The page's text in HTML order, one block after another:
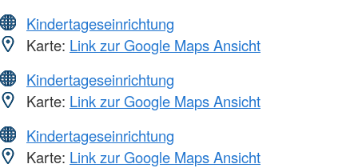
Kindertageseinrichtung
Karte: Link zur Google Maps Ansicht
Kindertageseinrichtung
Karte: Link zur Google Maps Ansicht
Kindertageseinrichtung
Karte: Link zur Google Maps Ansicht